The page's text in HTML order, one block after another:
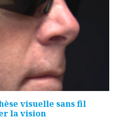
visuelle sans fil
la vision